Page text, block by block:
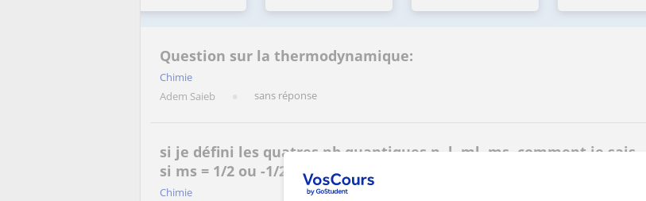
Question sur la thermodynamique:
Chimie
Adem Saieb
sans réponse
si je défini les quatres nb quantiques n, l, ml, ms, comment je sais
si ms = 1/2 ou -1/2
Chimie